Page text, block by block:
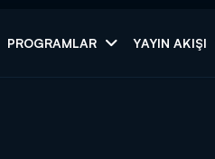
PROGRAMLAR YAYIN AKIŞI